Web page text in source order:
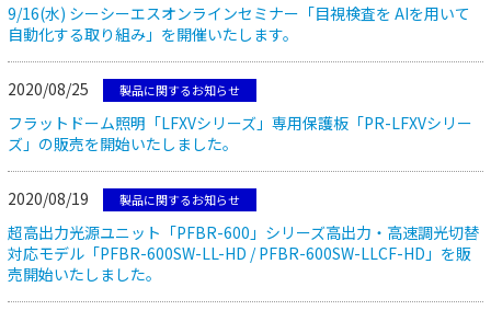
9/16(水) シーシーエスオンラインセミナー「目視検査を AIを用いて
自動化する取り組み」を開催いたします。
2020/08/25 製品に関するお知らせ
フラットドーム照明「LFXVシリーズ」専用保護板「PR-LFXVシリー
ズ」の販売を開始いたしました。
2020/08/19 製品に関するお知らせ
超高出力光源ユニット「PFBR-600」シリーズ高出力・高速調光切替
対応モデル「PFBR-600SW-LL-HD / PFBR-600SW-LLCF-HD」を販
売開始いたしました。